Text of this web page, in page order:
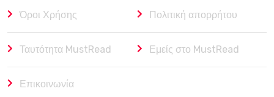
Όροι Χρήσης Πολιτική απορρήτου
Ταυτότητα MustRead Εμείς στο MustRead
Επικοινωνία